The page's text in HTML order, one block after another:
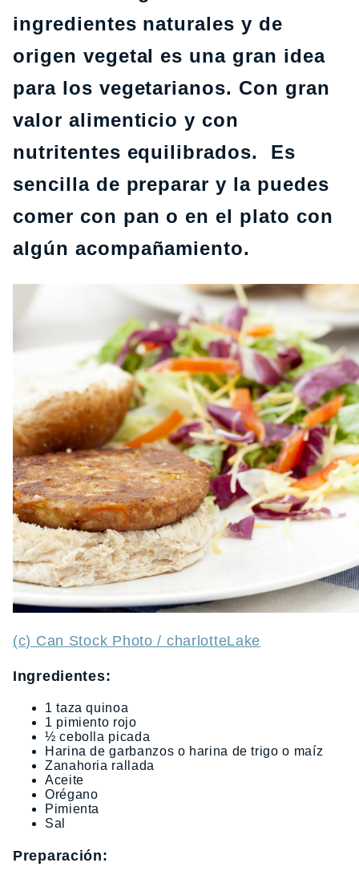
ingredientes naturales y de
origen vegetal es una gran idea
para los vegetarianos. Con gran
valor alimenticio y con
nutritentes equilibrados. Es
sencilla de preparar y la puedes
comer con pan o en el plato con
algún acompañamiento.
(c) Can Stock Photo / charlotteLake
Ingredientes:
1 taza quinoa
1 pimiento rojo
½ cebolla picada
Harina de garbanzos o harina de trigo o maíz
Zanahoria rallada
Aceite
Orégano
Pimienta
Sal
Preparación: